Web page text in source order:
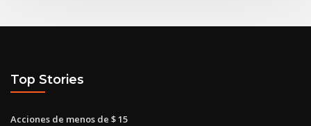
Top Stories
Acciones de menos de $ 15